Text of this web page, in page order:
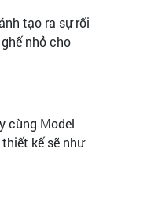
tạo ra sự rối
nhỏ cho
cùng Model
kế sẽ như